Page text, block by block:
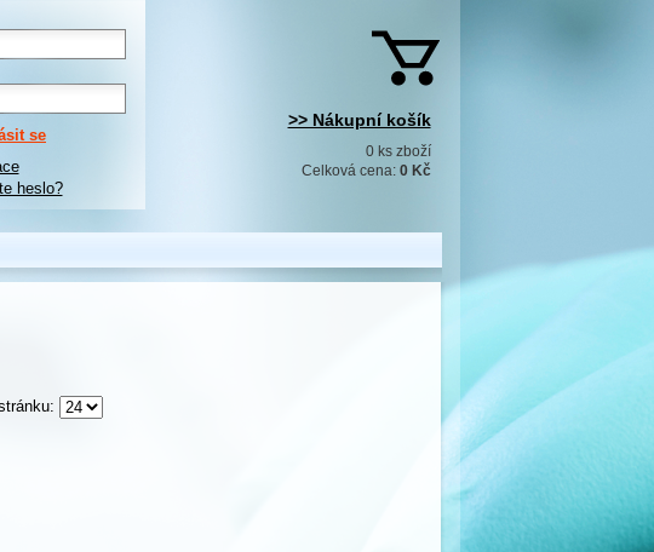
heslo?
>> Nákupní košík
0 ks zboží
Celková cena: 0 Kč